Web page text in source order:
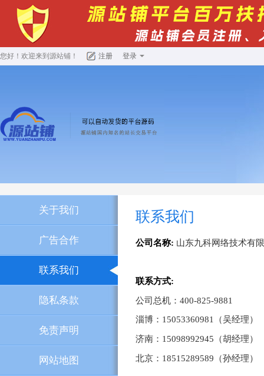
您好！欢迎来到 源站铺 ！ 注册 登录
关于我们
广告合作
联系我们
隐私条款
免责声明
网站地图
联系我们
公司名称: 山东九科网络技术有
联系方式:
公司总机：400-825-9881
淄博：15053360981（吴经理）
济南：15098992945（胡经理）
北京：18515289589（孙经理）